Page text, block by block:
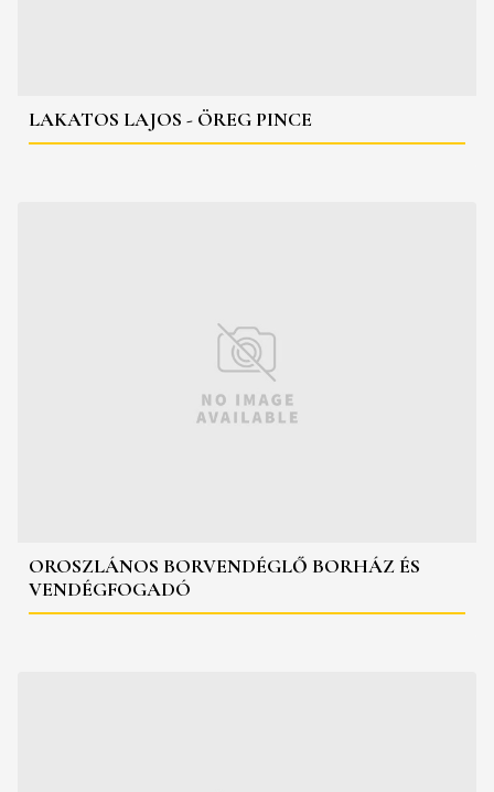
LAKATOS LAJOS - ÖREG PINCE
OROSZLÁNOS BORVENDÉGLŐ BORHÁZ ÉS
VENDÉGFOGADÓ